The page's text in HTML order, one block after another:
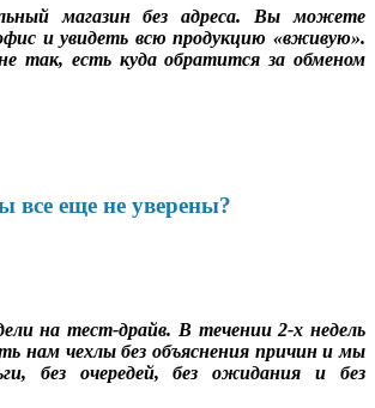
магазин без адреса. Вы можете
и увидеть всю продукцию «вживую».
так, есть куда обратится за обменом
все еще не уверены?
на тест-драйв. В течении 2-х недель
нам чехлы без объяснения причин и мы
без очередей, без ожидания и без